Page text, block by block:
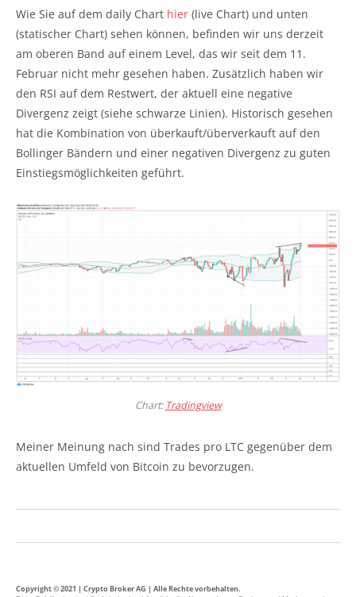
Wie Sie auf dem daily Chart hier (live Chart) und unten
(statischer Chart) sehen können, befinden wir uns derzeit
am oberen Band auf einem Level, das wir seit dem 11.
Februar nicht mehr gesehen haben. Zusätzlich haben wir
den RSI auf dem Restwert, der aktuell eine negative
Divergenz zeigt (siehe schwarze Linien). Historisch gesehen
hat die Kombination von überkauft/überverkauft auf den
Bollinger Bändern und einer negativen Divergenz zu guten
Einstiegsmöglichkeiten geführt.
Chart: Tradingview
Meiner Meinung nach sind Trades pro LTC gegenüber dem
aktuellen Umfeld von Bitcoin zu bevorzugen.
Copyright © 2021 | Crypto Broker AG | Alle Rechte vorbehalten.